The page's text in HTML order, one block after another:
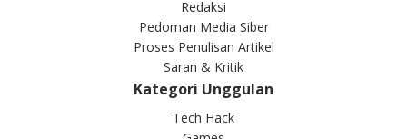
Redaksi
Pedoman Media Siber
Proses Penulisan Artikel
Saran & Kritik
Kategori Unggulan
Tech Hack